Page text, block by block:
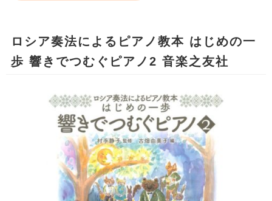
ロシア奏法によるピアノ教本 はじめの一
歩 響きでつむぐピアノ2 音楽之友社